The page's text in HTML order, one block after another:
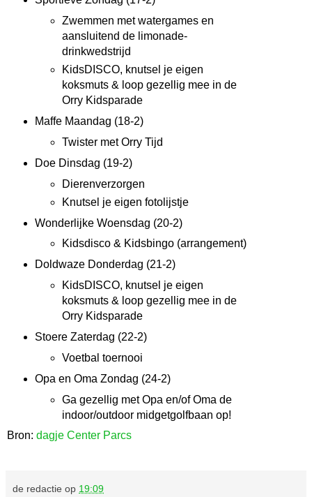
Zwemmen met watergames en
aansluitend de limonade-
drinkwedstrijd
KidsDISCO, knutsel je eigen
koksmuts & loop gezellig mee in de
Orry Kidsparade
Maffe Maandag (18-2)
Twister met Orry Tijd
Doe Dinsdag (19-2)
Dierenverzorgen
Knutsel je eigen fotolijstje
Wonderlijke Woensdag (20-2)
Kidsdisco & Kidsbingo (arrangement)
Doldwaze Donderdag (21-2)
KidsDISCO, knutsel je eigen
koksmuts & loop gezellig mee in de
Orry Kidsparade
Stoere Zaterdag (22-2)
Voetbal toernooi
Opa en Oma Zondag (24-2)
Ga gezellig met Opa en/of Oma de
indoor/outdoor midgetgolfbaan op!
Bron: dagje Center Parcs
de redactie op 19:09